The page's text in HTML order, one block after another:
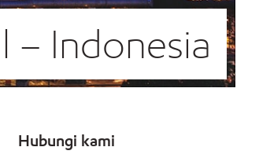
– Indonesia
Hubungi kami